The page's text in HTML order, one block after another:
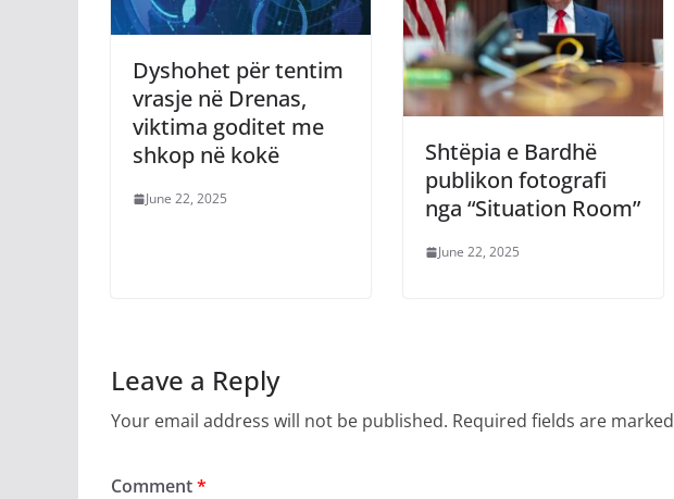
Dyshohet për tentim
vrasje në Drenas,
viktima goditet me
shkop në kokë
June 22, 2025
Shtëpia e Bardhë
publikon fotografi
nga “Situation Room”
June 22, 2025
Leave a Reply
Your email address will not be published. Required fields are marked
Comment*